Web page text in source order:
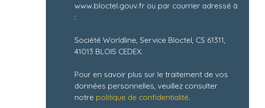
www.bloctel.gouv.fr ou par courrier adressé à
:
Société Worldline, Service Bloctel, CS 61311,
41013 BLOIS CEDEX.
Pour en savoir plus sur le traitement de vos
données personnelles, veuillez consulter
notre politique de confidentialité.